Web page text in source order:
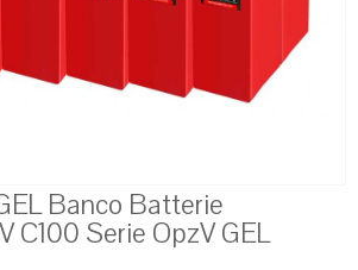
Banco Batterie
C100 Serie OpzV GEL